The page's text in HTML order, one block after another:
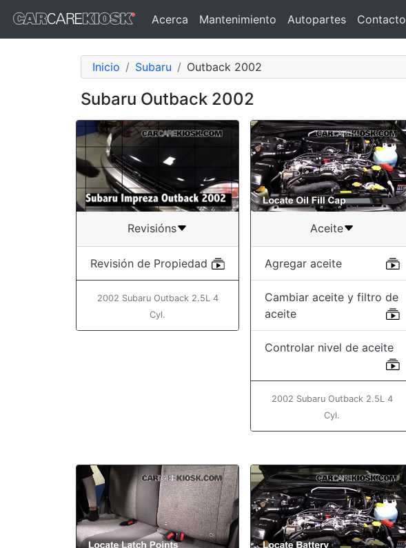
Acerca Mantenimiento Autopartes Contacto
Inicio Subaru Outback 2002
Subaru Outback 2002
Revisións
Revisión de Propiedad
2002 Subaru Outback 2.5L 4
Cyl.
Aceite
Agregar aceite
Cambiar aceite y filtro de
aceite
Controlar nivel de aceite
2002 Subaru Outback 2.5L 4
Cyl.